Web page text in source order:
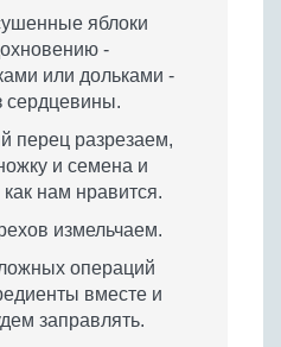
яблоки
-
или дольками -
сердцевины.
перец разрезаем,
и семена и
нам нравится.
измельчаем.
операций
вместе и
заправлять.